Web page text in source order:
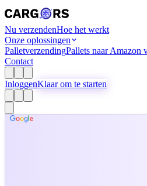
Nu verzendenHoe het werkt
Onze oplossingen
PalletverzendingPallets naar Amazon
Contact
InloggenKlaar om te starten